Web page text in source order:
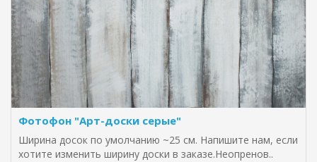
Фотофон "Арт-доски серые"
Ширина досок по умолчанию ~25 см. Напишите нам, если
хотите изменить ширину доски в заказе.Неопренов..